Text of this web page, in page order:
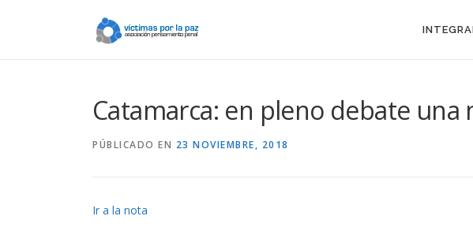
Catamarca: en pleno debate
PÚBLICADO EN 23 NOVIEMBRE, 2018
Ir a la nota